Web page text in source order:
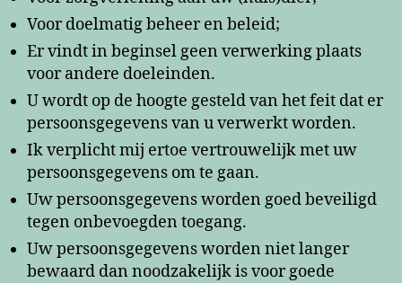
Voor doelmatig beheer en beleid;
Er vindt in beginsel geen verwerking plaats
voor andere doeleinden.
U wordt op de hoogte gesteld van het feit dat er
persoonsgegevens van u verwerkt worden.
Ik verplicht mij ertoe vertrouwelijk met uw
persoonsgegevens om te gaan.
Uw persoonsgegevens worden goed beveiligd
tegen onbevoegden toegang.
Uw persoonsgegevens worden niet langer
bewaard dan noodzakelijk is voor goede